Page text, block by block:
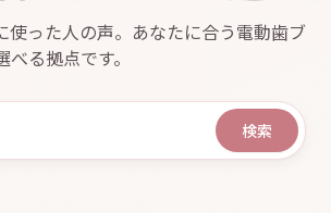
った人の声。あなたに合う電動歯ブ
る拠点です。
検索